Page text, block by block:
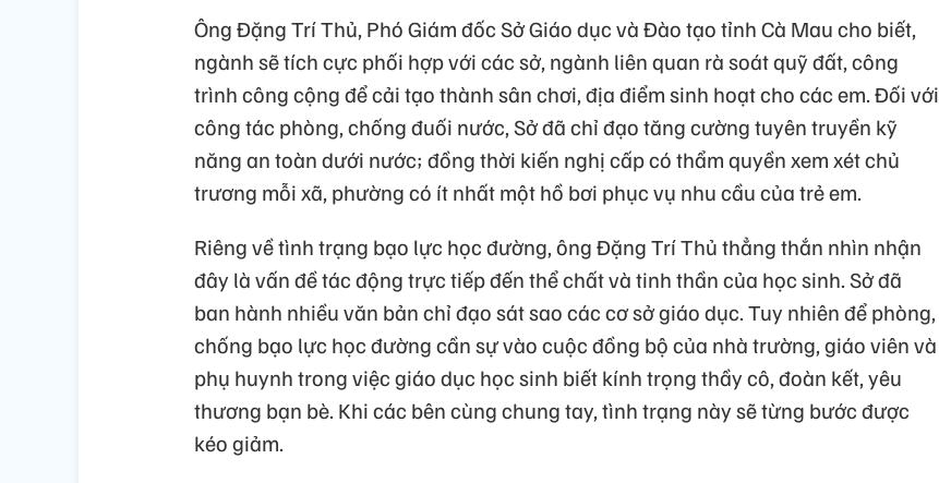
Ông Đặng Trí Thủ, Phó Giám đốc Sở Giáo dục và Đào tạo tỉnh Cà Mau cho biết,
ngành sẽ tích cực phối hợp với các sở, ngành liên quan rà soát quỹ đất, công
trình công cộng để cải tạo thành sân chơi, địa điểm sinh hoạt cho các em. Đối với
công tác phòng, chống đuối nước, Sở đã chỉ đạo tăng cường tuyên truyền kỹ
năng an toàn dưới nước; đồng thời kiến nghị cấp có thẩm quyền xem xét chủ
trương mỗi xã, phường có ít nhất một hồ bơi phục vụ nhu cầu của trẻ em.
Riêng về tình trạng bạo lực học đường, ông Đặng Trí Thủ thẳng thắn nhìn nhận
đây là vấn đề tác động trực tiếp đến thể chất và tinh thần của học sinh. Sở đã
ban hành nhiều văn bản chỉ đạo sát sao các cơ sở giáo dục. Tuy nhiên để phòng,
chống bạo lực học đường cần sự vào cuộc đồng bộ của nhà trường, giáo viên và
phụ huynh trong việc giáo dục học sinh biết kính trọng thầy cô, đoàn kết, yêu
thương bạn bè. Khi các bên cùng chung tay, tình trạng này sẽ từng bước được
kéo giảm.